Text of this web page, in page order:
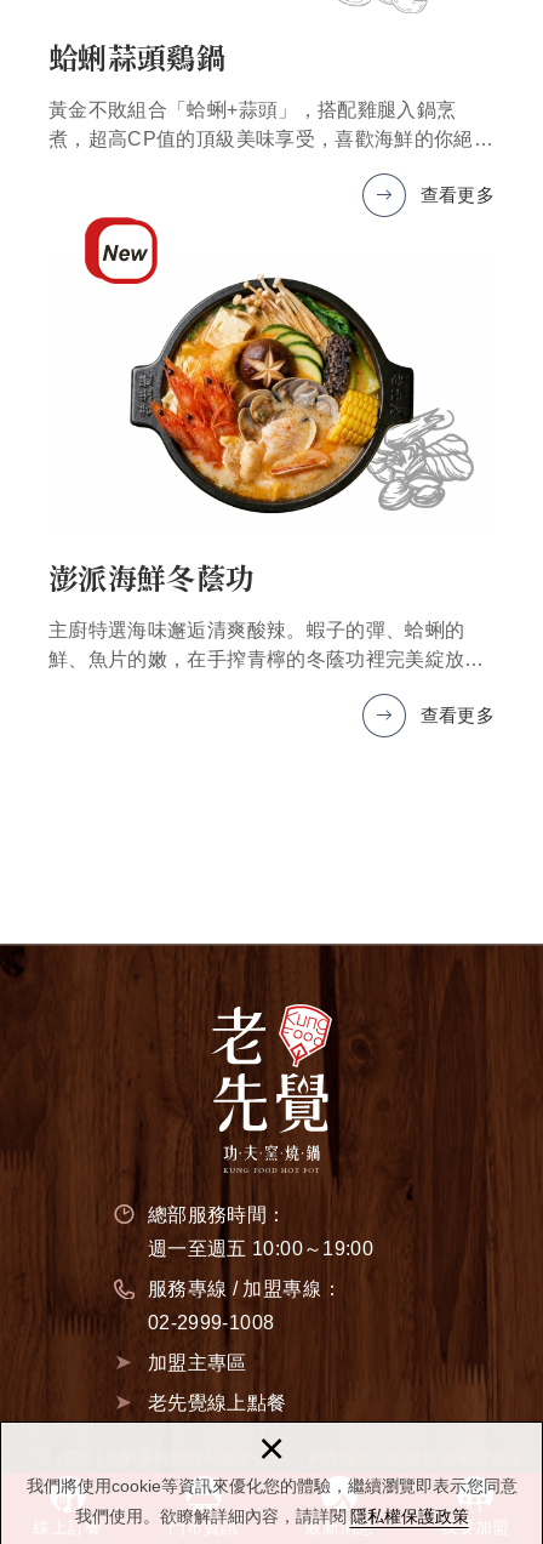
我們將使用cookie等資訊來優化您的體驗，繼續瀏覽即表示您同意
我們使用。欲瞭解詳細內容，請詳閱 隱私權保護政策
×
蛤蜊蒜頭鷄鍋
黃金不敗組合「蛤蜊+蒜頭」，搭配雞腿入鍋烹
煮，超高CP值的頂級美味享受，喜歡海鮮的你絕對
*圖片僅為示意，產品以實物為準
查看更多
澎派海鮮冬蔭功
主廚特選海味邂逅清爽酸辣。蝦子的彈、蛤蜊的
鮮、魚片的嫩，在手搾青檸的冬蔭功裡完美綻放。
查看更多
總部服務時間：
週一至週五 10:00～19:00
服務專線 / 加盟專線：
02-2999-1008
加盟主專區
老先覺線上點餐
線上訂餐 門市資訊 最新消息 我要加盟
© 2026 | 留鮮覺國際股份有限公司